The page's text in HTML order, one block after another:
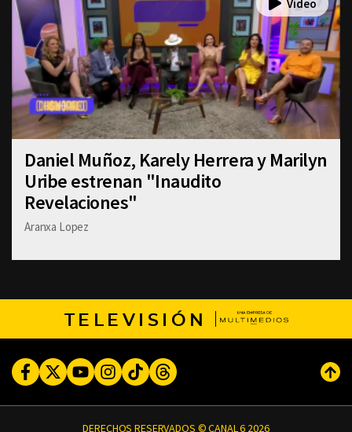
Daniel Muñoz, Karely Herrera y Marilyn
Uribe estrenan "Inaudito
Revelaciones"
Aranxa Lopez
TELEVISIÓN
FacebookTwitterYoutubeInstagram
TikTokThreads
DERECHOS RESERVADOS © CANAL 6 2026